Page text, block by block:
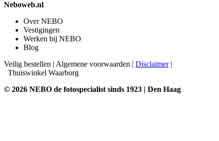
Neboweb.nl
Over NEBO
Vestigingen
Werken bij NEBO
Blog
Veilig bestellen | Algemene voorwaarden | Disclaimer|
Thuiswinkel Waarborg
© 2026 NEBO de fotospecialist sinds 1923 | Den Haag